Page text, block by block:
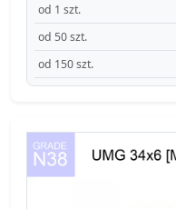
od 1 szt.
od 50 szt.
od 150 szt.